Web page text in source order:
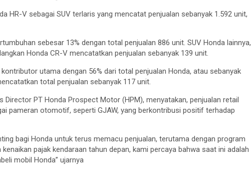
HR-V sebagai SUV terlaris yang mencatat penjualan sebanyak 1.592 unit,
sebesar 13% dengan total penjualan 886 unit. SUV Honda lainnya,
Honda CR-V mencatatkan penjualan sebanyak 139 unit.
utama dengan 56% dari total penjualan Honda, atau sebanyak
total penjualan sebanyak 117 unit.
Director PT Honda Prospect Motor (HPM), menyatakan, penjualan retail
pameran otomotif, seperti GJAW, yang berkontribusi positif terhadap
bagi Honda untuk terus memacu penjualan, terutama dengan program
pajak kendaraan tahun depan, kami percaya bahwa saat ini adalah
mobil Honda” ujarnya